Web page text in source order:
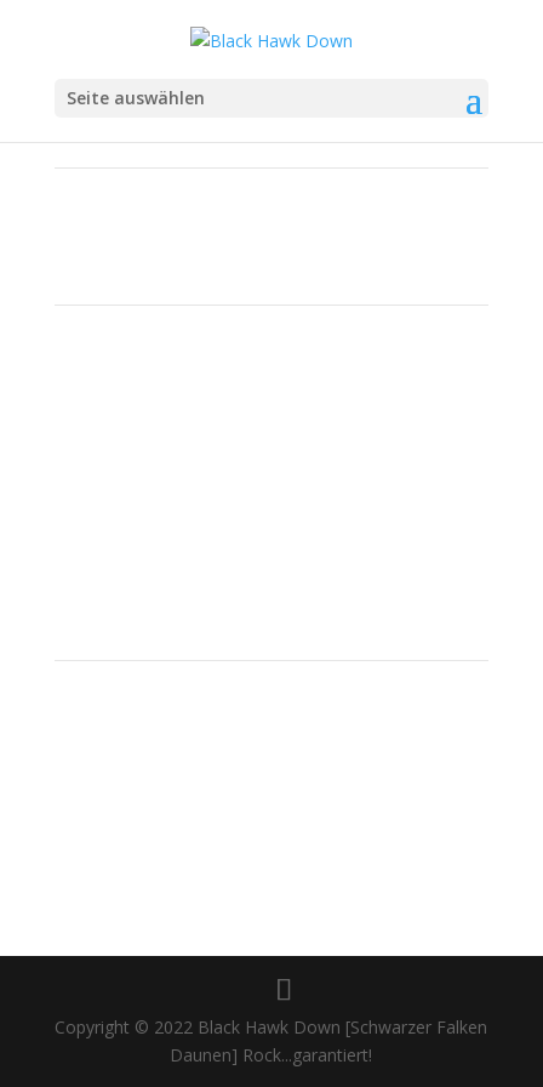
Seite auswählen
Copyright © 2022 Black Hawk Down [Schwarzer Falken
Daunen] Rock...garantiert!